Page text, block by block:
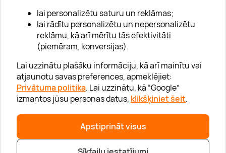
lai personalizētu saturu un reklāmas;
lai rādītu personalizētu un nepersonalizētu
reklāmu, kā arī mērītu tās efektivitāti
(piemēram, konversijas).
Lai uzzinātu plašāku informāciju, kā arī mainītu vai
atjaunotu savas preferences, apmeklējiet:
Privātuma politika. Lai uzzinātu, kā “Google”
izmantos jūsu personas datus, klikšķiniet šeit.
Apstiprināt visus
Uzņēmumiem
Palīdzība
“GERA DOVANA” GRUPA